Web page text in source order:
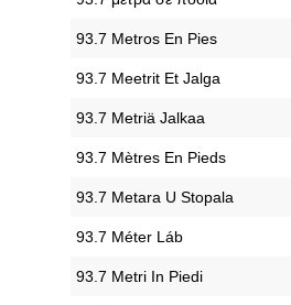
‎93.7 Metros En Pies
‎93.7 Meetrit Et Jalga
‎93.7 Metriä Jalkaa
‎93.7 Mètres En Pieds
‎93.7 Metara U Stopala
‎93.7 Méter Láb
‎93.7 Metri In Piedi